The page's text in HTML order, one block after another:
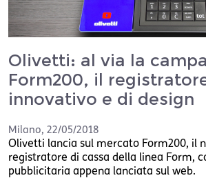
Olivetti: al via la
Form200, il
innovativo e di design
Milano, 22/05/2018
Olivetti lancia sul mercato Form200, il
registratore di cassa della linea Form,
pubblicitaria appena lanciata sul web.